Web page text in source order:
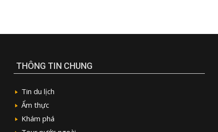
THÔNG TIN CHUNG
Tin du lịch
Ẩm thực
Khám phá